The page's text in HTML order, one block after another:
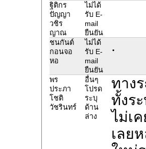
ฐิติกร
ปัญญา
วชิร
ญาณ
ไม่ได้
รับ E-
mail
ยืนยัน
ชนกันต์
กอนจอ
หอ
ไม่ได้
รับ E-
mail
ยืนยัน
.
พร
ประภา
โชติ
วัชรินทร์
อื่นๆ
โปรด
ระบุ
ด้าน
ล่าง
ทาง
ทั้งร
ไม่เ
เลย